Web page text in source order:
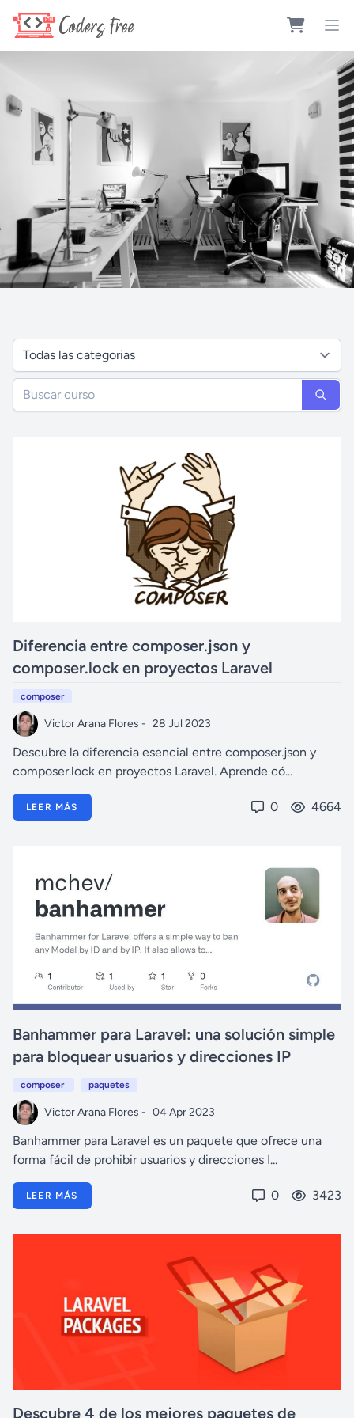
Diferencia entre composer.json y
composer.lock en proyectos Laravel
composer
Victor Arana Flores - 28 Jul 2023
Descubre la diferencia esencial entre composer.json y
composer.lock en proyectos Laravel. Aprende có...
LEER MÁS 0 4664
Banhammer para Laravel: una solución simple
para bloquear usuarios y direcciones IP
composer paquetes
Victor Arana Flores - 04 Apr 2023
Banhammer para Laravel es un paquete que ofrece una
forma fácil de prohibir usuarios y direcciones I...
LEER MÁS 0 3423
Descubre 4 de los mejores paquetes de